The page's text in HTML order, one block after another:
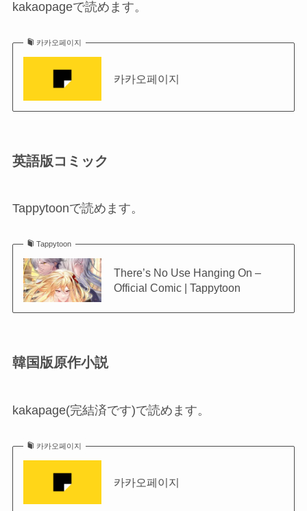
kakaopageで読めます。
카카오페이지
카카오페이지
英語版コミック
Tappytoonで読めます。
Tappytoon
There’s No Use Hanging On –
Official Comic | Tappytoon
韓国版原作小説
kakapage(完結済です)で読めます。
카카오페이지
카카오페이지